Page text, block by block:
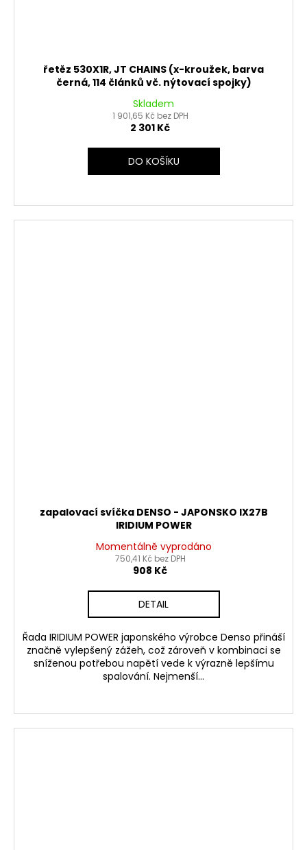
řetěz 530X1R, JT CHAINS (x-kroužek, barva
černá, 114 článků vč. nýtovací spojky)
Skladem
1 901,65 Kč bez DPH
2 301 Kč
DO KOŠÍKU
zapalovací svíčka DENSO - JAPONSKO IX27B
IRIDIUM POWER
Momentálně vyprodáno
750,41 Kč bez DPH
908 Kč
DETAIL
Řada IRIDIUM POWER japonského výrobce Denso přináší
značně vylepšený zážeh, což zároveň v kombinaci se
sníženou potřebou napětí vede k výrazně lepšímu
spalování. Nejmenší...